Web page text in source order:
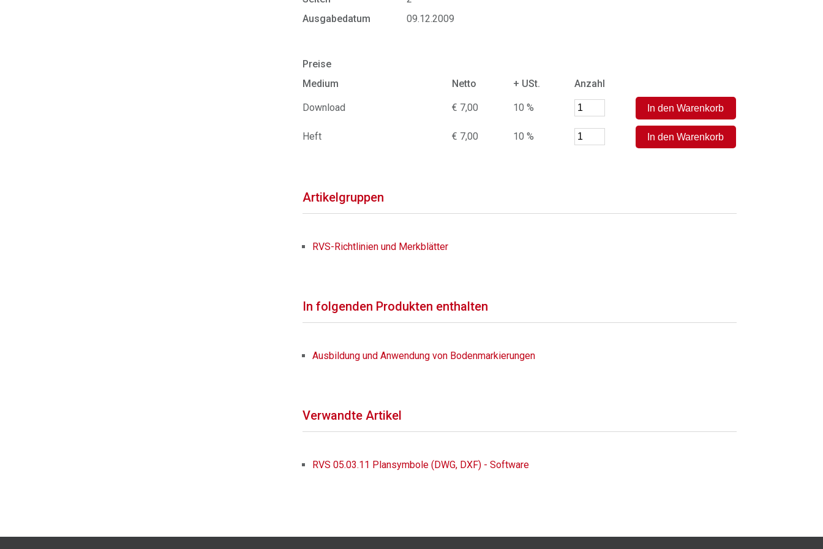
Ausgabedatum
09.12.2009
Preise
Medium
Netto + USt. Anzahl
Download € 7,00 10 %
Heft € 7,00 10 %
Artikelgruppen
RVS-Richtlinien und Merkblätter
In folgenden Produkten enthalten
Ausbildung und Anwendung von Bodenmarkierungen
Verwandte Artikel
RVS 05.03.11 Plansymbole (DWG, DXF) - Software